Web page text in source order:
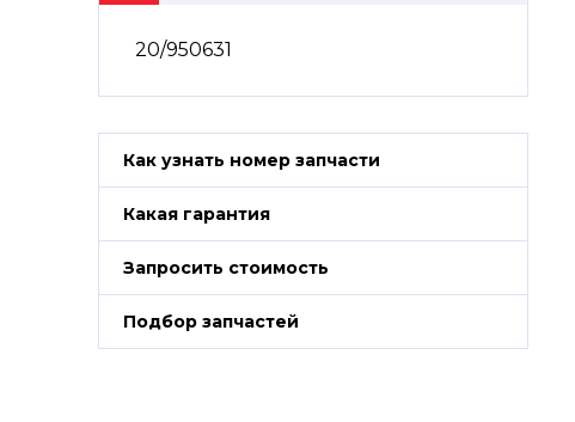
20/950631
Как узнать номер запчасти
Какая гарантия
Запросить стоимость
Подбор запчастей